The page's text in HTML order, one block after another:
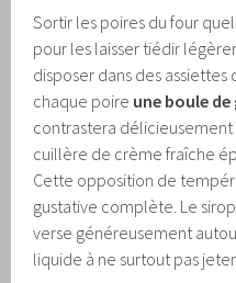
Sortir les poires du four
pour les laisser tiédir
disposer dans des
chaque poire une boule
contrastera
cuillère de crème fraîche
Cette opposition de
gustative complète. Le
verse généreusement
liquide à ne surtout pas jeter.